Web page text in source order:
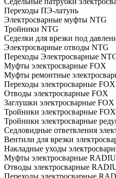
Переходы ПЭ-латунь
Электросварные муфты NTG
Тройники NTG
Седелки для врезки под
Электросварные отводы NTG
Переходы Электросварные
Муфты электросварные FOX
Муфты ремонтные
Переходы электросварные FOX
Отводы электросварные FOX
Заглушки электросварные FOX
Тройники электросварные FOX
Тройники электросварные
Седловидные ответвления
Вентили для врезки
Накладные уходы
Муфты электросварные
Отводы электросварные
Переходы электросварные